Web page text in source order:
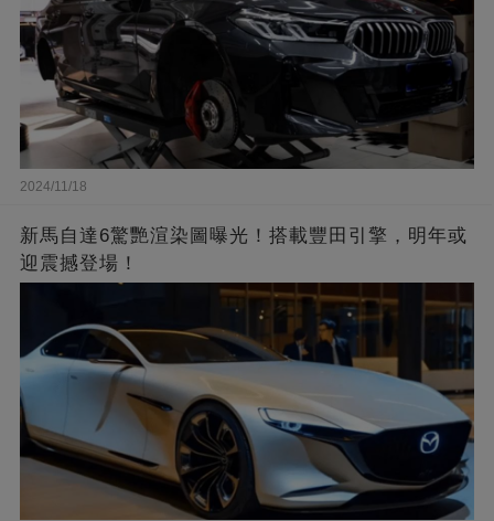
2024/11/18
新馬自達6驚艷渲染圖曝光！搭載豐田引擎，明年或
迎震撼登場！